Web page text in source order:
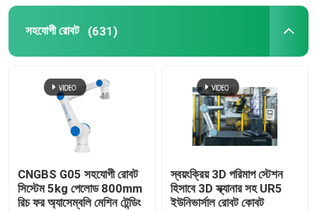
উদ্ধৃতির জন্য আবেদন
শিল্প রোবট হাত
ঢালাই রোবট হাত
প্যালেটাইজিং রোবট আর্ম
সহযোগী রোবট
সহযোগী রোবট (631)
CNGBS G05 সহযোগী রোবট
সিস্টেম 5kg পেলোড 800mm
রিচ ফর অ্যাসেম্বলি মেশিন টেন্ডিং
স্বয়ংক্রিয় 3D পরিমাপ স্টেশন
হিসাবে 3D স্ক্যানার সহ UR5
ইউনিভার্সাল রোবট কোবট